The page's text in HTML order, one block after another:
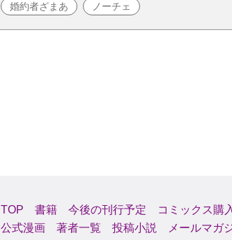
婚約者ざまあ ノーチェ
TOP 書籍 今後の刊行予定 コミックス購
公式漫画
著者一覧 投稿小説 メールマガ